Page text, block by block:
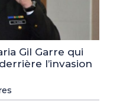
Gil Garre qui
l’invasion